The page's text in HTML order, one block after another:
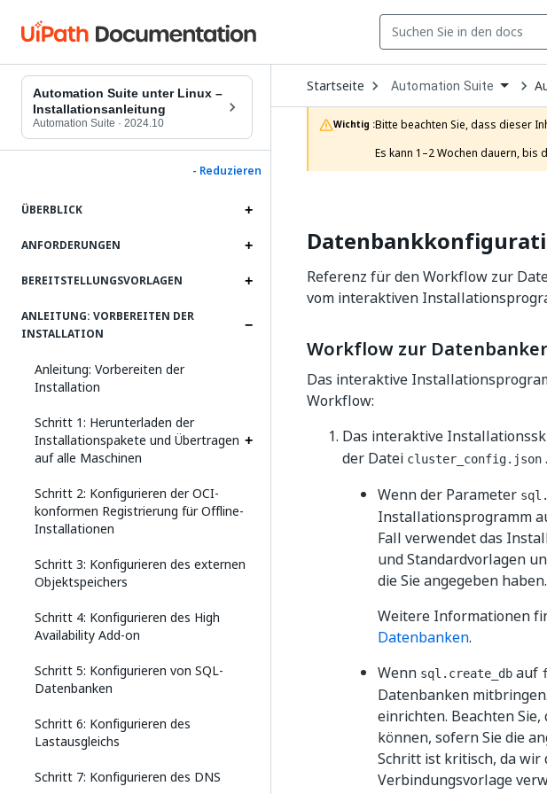
Automation Suite unter Linux –
Installationsanleitung
Automation Suite · 2024.10
- Reduzieren
ÜBERBLICK
ANFORDERUNGEN
BEREITSTELLUNGSVORLAGEN
ANLEITUNG: VORBEREITEN DER
INSTALLATION
Anleitung: Vorbereiten der
Installation
Schritt 1: Herunterladen der
Installationspakete und Übertragen
auf alle Maschinen
Schritt 2: Konfigurieren der OCI-
konformen Registrierung für Offline-
Installationen
Schritt 3: Konfigurieren des externen
Objektspeichers
Schritt 4: Konfigurieren des High
Availability Add-on
Schritt 5: Konfigurieren von SQL-
Datenbanken
Schritt 6: Konfigurieren des
Lastausgleichs
Schritt 7: Konfigurieren des DNS
Startseite Open
Dropdown
to
choose
product
Automation Suite
Wichtig :Bitte beachten Sie, dass dieser
Es kann 1–2 Wochen dauern,
Referenz für den Workflow zur
vom interaktiven
Workflow zur
Das interaktive
Workflow:
Das interaktive
der Datei cluster_config.json .
Wenn der Parameter
Installationsprogramm
Fall verwendet das
und Standardvorlagen
die Sie angegeben haben.
Weitere Informationen
Datenbanken.
Wenn sql.create_db auf
Datenbanken
einrichten. Beachten
können, sofern Sie die
Schritt ist kritisch, da
Verbindungsvorlage